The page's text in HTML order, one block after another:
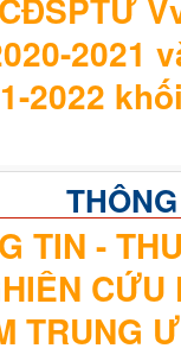
2021
2022
TIN -
TRUNG